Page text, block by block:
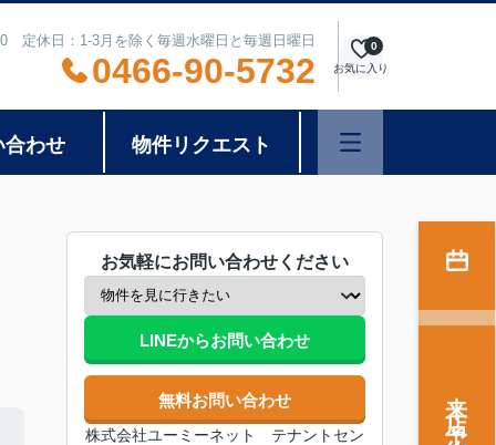
定休日：1-3月を除く毎週水曜日と毎週日曜日
0466-90-5732 お気に入り
0
合わせ 物件リクエスト
お気軽にお問い合わせください
LINEからお問い合わせ
無料お問い合わせ
株式会社ユーミーネット テナントセン
来店予約